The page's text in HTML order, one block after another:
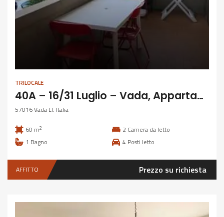
TRILOCALE
40A – 16/31 Luglio – Vada, Appartamento Con Terrazza
57016 Vada LI, Italia
60 m2 2 Camera da letto
1 Bagno 4 Posti letto
AFFITTO Prezzo su richiesta